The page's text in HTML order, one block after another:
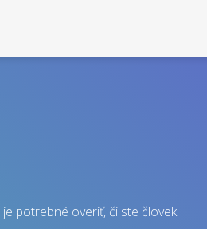
je potrebné overiť, či ste človek.